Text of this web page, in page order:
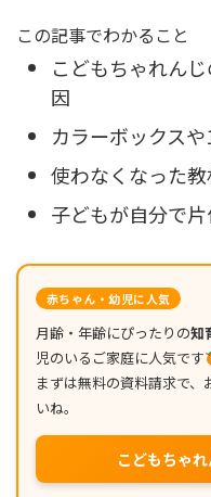
この記事でわかること
こどもちゃれん
因
カラーボックス
使わなくなった
子どもが自分で
赤ちゃん・幼児に人気
月齢・年齢にぴったりの知
児のいるご家庭に人気です
まずは無料の資料請求で
いね。
こどもちゃ